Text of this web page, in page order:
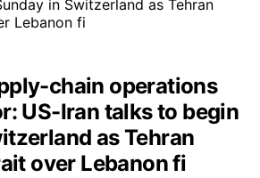
chain operations
US-Iran talks to begin
as Tehran
over Lebanon fi